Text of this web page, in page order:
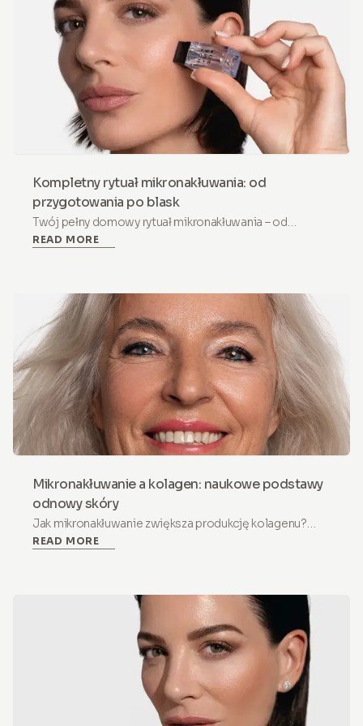
Kompletny rytuał mikronakłuwania: od
przygotowania po blask
Twój pełny domowy rytuał mikronakłuwania – od
wzmocnienia bariery po pozabiegowy blask.
długoterminowe efekty.
READ MORE
Mikronakłuwanie a kolagen: naukowe podstawy
odnowy skóry
Jak mikronakłuwanie zwiększa produkcję kolagenu?
Poznaj trójfazowy mechanizm terapii indukcji kolagenu
READ MORE